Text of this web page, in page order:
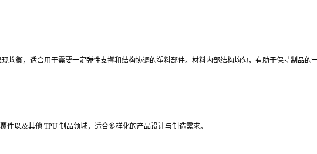
均衡，适合用于需要一定弹性支撑和结构协调的塑料部件。材料内部结构均匀，有助于保持制品的一
件以及其他 TPU 制品领域，适合多样化的产品设计与制造需求。